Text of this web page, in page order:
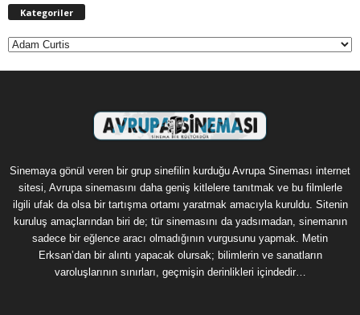
Kategoriler
Kategoriler
Sinemaya gönül veren bir grup sinefilin kurduğu Avrupa Sineması internet
sitesi, Avrupa sinemasını daha geniş kitlelere tanıtmak ve bu filmlerle
ilgili ufak da olsa bir tartışma ortamı yaratmak amacıyla kuruldu. Sitenin
kuruluş amaçlarından biri de; tür sinemasını da yadsımadan, sinemanın
sadece bir eğlence aracı olmadığının vurgusunu yapmak. Metin
Erksan’dan bir alıntı yapacak olursak; bilimlerin ve sanatların
varoluşlarının sınırları, geçmişin derinlikleri içindedir…